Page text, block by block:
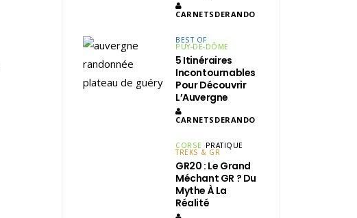
CARNETSDERANDO
BEST OF
PUY-DE-DÔME
5 Itinéraires
Incontournables
Pour Découvrir
L’Auvergne
CARNETSDERANDO
CORSE PRATIQUE
TREKS & GR
GR20 : Le Grand
Méchant GR ? Du
Mythe À La
Réalité